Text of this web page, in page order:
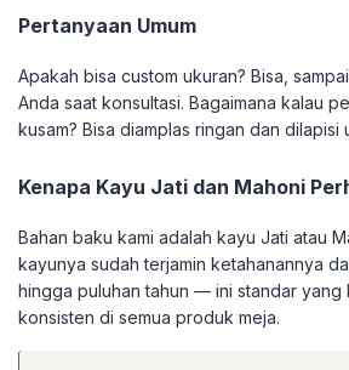
Pertanyaan Umum
Apakah bisa custom ukuran? Bisa,
Anda saat konsultasi. Bagaimana kalau
kusam? Bisa diamplas ringan dan dilapisi
Kenapa Kayu Jati dan Mahoni
Bahan baku kami adalah kayu Jati atau
kayunya sudah terjamin ketahanannya
hingga puluhan tahun — ini standar yang
konsisten di semua produk meja.